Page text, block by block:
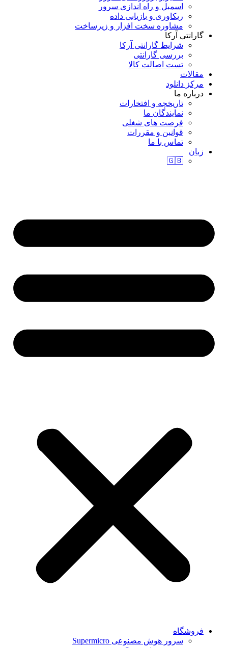
اسمبل و راه اندازی سرور
ریکاوری و بازیابی داده
مشاوره سخت افزار و زیرساخت
گارانتی آرکا
شرایط گارانتی آرکا
بررسی گارانتی
تست اصالت کالا
مقالات
مرکز دانلود
درباره ما
تاریخچه و افتخارات
نمایندگان ما
فرصت های شغلی
قوانین و مقررات
تماس با ما
زبان
🇬🇧
فروشگاه
سرور هوش مصنوعی Supermicro